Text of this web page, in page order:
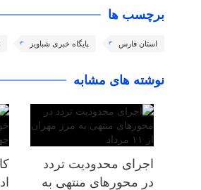
برچسب ها
استان فارس پایگاه خبری شباویز
نوشته های مشابه
اجرای محدودیت تردد
در محورهای منتهی به